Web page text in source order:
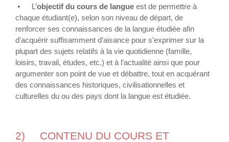
• L’objectif du cours de langue est de permettre à
chaque étudiant(e), selon son niveau de départ, de
renforcer ses connaissances de la langue étudiée afin
d'acquérir suffisamment d’aisance pour s’exprimer sur la
plupart des sujets relatifs à la vie quotidienne (famille,
loisirs, travail, études, etc.) et à l’actualité ainsi que pour
argumenter son point de vue et débattre, tout en acquérant
des connaissances historiques, civilisationnelles et
culturelles du ou des pays dont la langue est étudiée.
2)
CONTENU DU COURS ET